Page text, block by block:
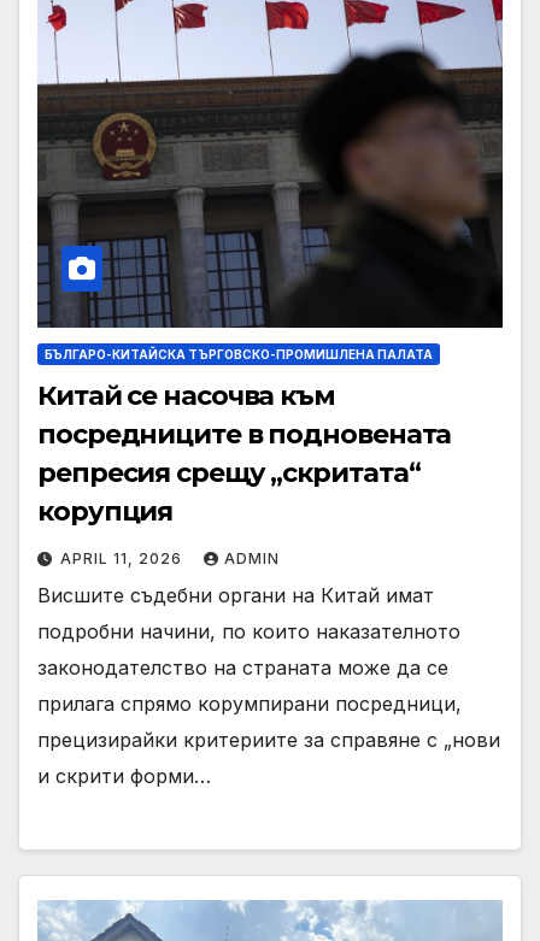
БЪЛГАРО-КИТАЙСКА ТЪРГОВСКО-ПРОМИШЛЕНА ПАЛАТА
Китай се насочва към
посредниците в подновената
репресия срещу „скритата“
корупция
APRIL 11, 2026 ADMIN
Висшите съдебни органи на Китай имат
подробни начини, по които наказателното
законодателство на страната може да се
прилага спрямо корумпирани посредници,
прецизирайки критериите за справяне с „нови
и скрити форми…